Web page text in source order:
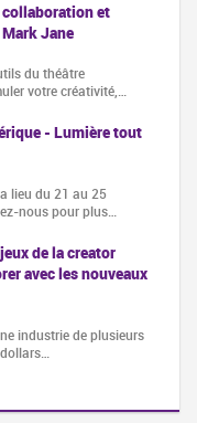
et
Jane
du théâtre
votre créativité,…
- Lumière tout
lieu du 21 au 25
nous pour plus…
de la creator
avec les nouveaux
industrie de plusieurs